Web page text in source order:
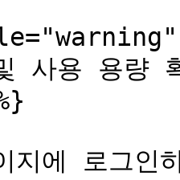
사용 용량
지에 로그인